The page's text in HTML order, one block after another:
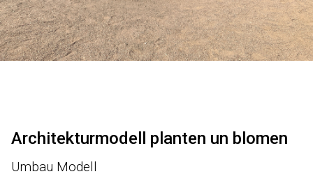
Architekturmodell planten un blomen
Umbau Modell